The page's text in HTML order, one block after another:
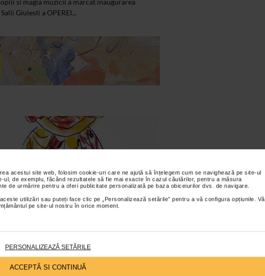
acestui site web, folosim cookie-uri care ne ajută să înțelegem cum se navighează pe site-ul
de exemplu, făcând rezultatele să fie mai exacte în cazul căutărilor, pentru a măsura
de urmărire pentru a oferi publicitate personalizată pe baza obiceiurilor dvs. de navigare.
utilizări sau puteți face clic pe „Personalizează setările” pentru a vă configura opțiunile. Vă
pe site-ul nostru în orice moment.
PERSONALIZEAZĂ SETĂRILE
ACCEPTĂ SI CONTINUĂ
Giulesti a OPEREI...
de maiestrie: Ana